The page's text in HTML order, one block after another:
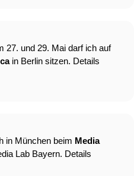
27. und 29. Mai darf ich auf
in Berlin sitzen. Details
in München beim Media
Lab Bayern. Details